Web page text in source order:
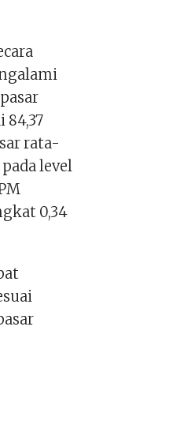
84,37
rata-
level
0,34